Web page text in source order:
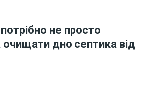
не просто
очищати дно септика від